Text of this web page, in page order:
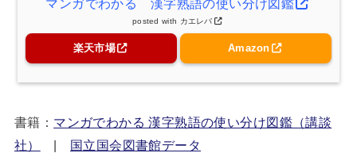
マンガでわかる 漢字熟語の使い分け図鑑
posted with カエレバ
楽天市場 Amazon
書籍： マンガでわかる 漢字熟語の使い分け図鑑（講談
社）
| 国立国会図書館データ